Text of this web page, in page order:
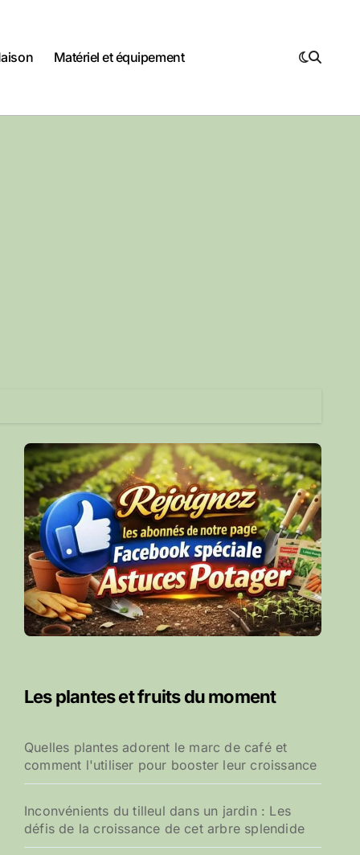
Matériel et équipement
Les plantes et fruits du moment
Quelles plantes adorent le marc de café et
comment l'utiliser pour booster leur croissance
Inconvénients du tilleul dans un jardin : Les
défis de la croissance de cet arbre splendide